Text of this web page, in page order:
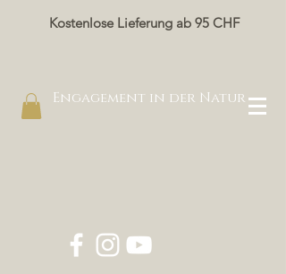
Kostenlose Lieferung ab 95 CHF
Engagement in der Natur